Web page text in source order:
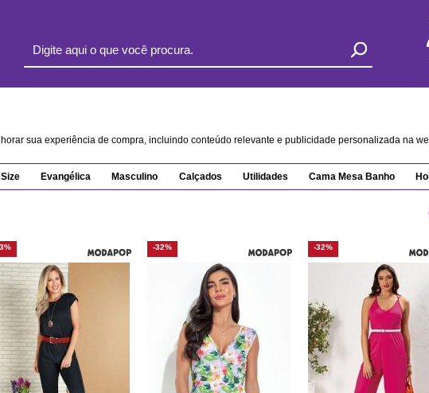
sua experiência de compra, incluindo conteúdo relevante e publicidade personalizada na
Evangélica Masculino Calçados Utilidades Cama Mesa Banho
-32% -32%